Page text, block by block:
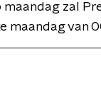
maandag zal
maandag van